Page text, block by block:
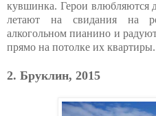
кувшинка. Герои влюбляются
летают на свидания на
алкогольном пианино и
прямо на потолке их квартиры.
2. Бруклин, 2015